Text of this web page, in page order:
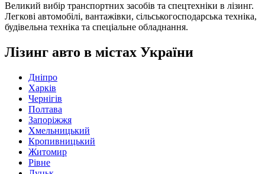
Великий вибір транспортних засобів та спецтехніки в лізинг.
Легкові автомобілі, вантажівки, сільськогосподарська техніка,
будівельна техніка та спеціальне обладнання.
Лізинг авто в містах України
Дніпро
Харків
Чернігів
Полтава
Запоріжжя
Хмельницький
Кропивницький
Житомир
Рівне